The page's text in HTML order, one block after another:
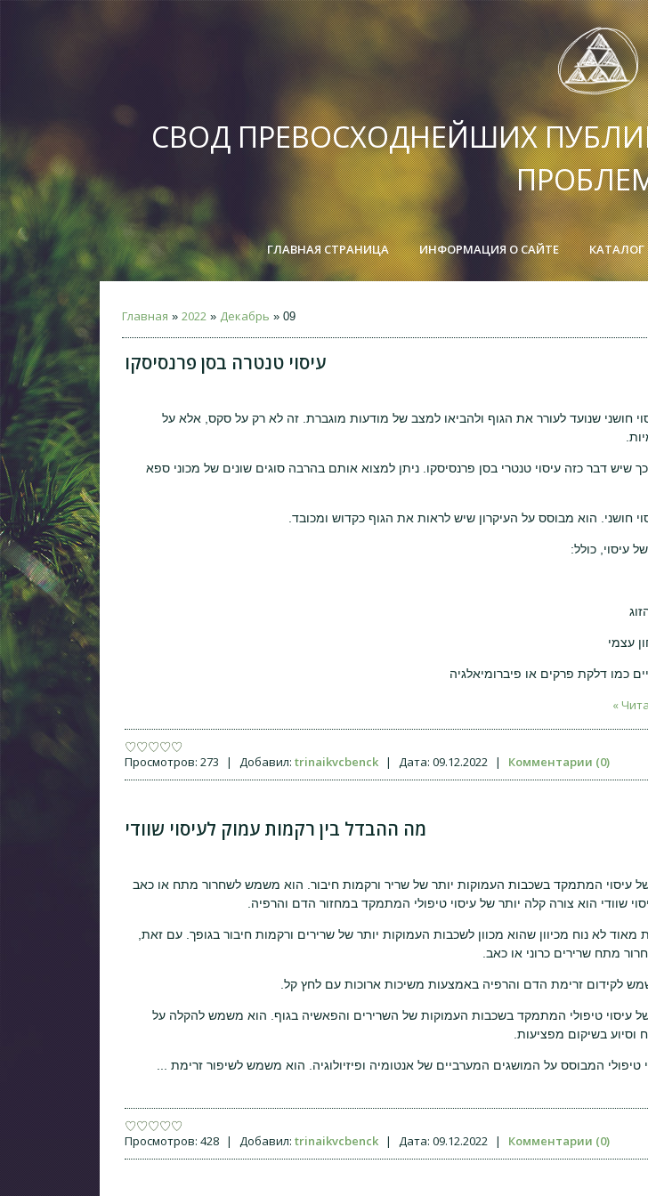
СВОД ПРЕВОСХОДНЕЙШИХ
ГЛАВНАЯ СТРАНИЦА ИНФОРМАЦИЯ О САЙТЕ КАТАЛОГ
Главная » 2022 » Декабрь » 09
עיסוי טנטרה בסן פרנסיסקו
חושני שנועד לעורר את הגוף ולהביאו למצב של מודעות מוגברת. זה לא רק על סקס, אלא על
שיש דבר כזה עיסוי טנטרי בסן פרנסיסקו. ניתן למצוא אותם בהרבה סוגים שונים של מכוני ספא
חושני. הוא מבוסס על העיקרון שיש לראות את הגוף כקדוש ומכובד.
עיסוי, כולל:
עצמי
כמו דלקת פרקים או פיברומיאלגיה
Просмотров: 273 | Добавил: trinaikvcbenck | Дата: 09.12.2022 | Комментарии (0)
מה ההבדל בין רקמות עמוק לעיסוי שוודי
של עיסוי המתמקד בשכבות העמוקות יותר של שריר ורקמות חיבור. הוא משמש לשחרור מתח או כאב
שוודי הוא צורה קלה יותר של עיסוי טיפולי המתמקד במחזור הדם והרפיה.
מאוד לא נוח מכיוון שהוא מכוון לשכבות העמוקות יותר של שרירים ורקמות חיבור בגופך. עם זאת,
מתח שרירים כרוני או כאב.
לקידום זרימת הדם והרפיה באמצעות משיכות ארוכות עם לחץ קל.
של עיסוי טיפולי המתמקד בשכבות העמוקות של השרירים והפאשיה בגוף. הוא משמש להקלה על
בשיקום מפציעות.
טיפולי המבוסס על המושגים המערביים של אנטומיה ופיזיולוגיה. הוא משמש לשיפור זרימת
Просмотров: 428 | Добавил: trinaikvcbenck | Дата: 09.12.2022 | Комментарии (0)